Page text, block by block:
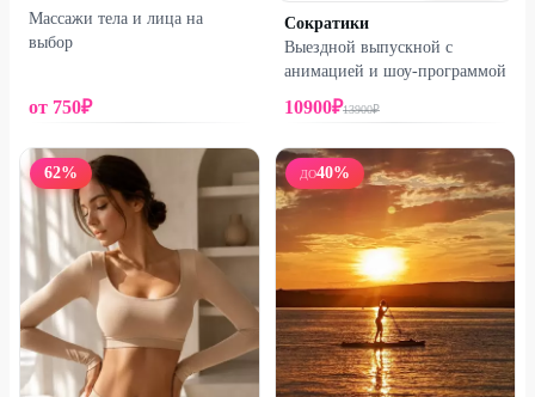
Массажи тела и лица на
выбор
от 750₽
Сократики
Выездной выпускной с
анимацией и шоу-программой
10900₽13900₽
62% ДО40%